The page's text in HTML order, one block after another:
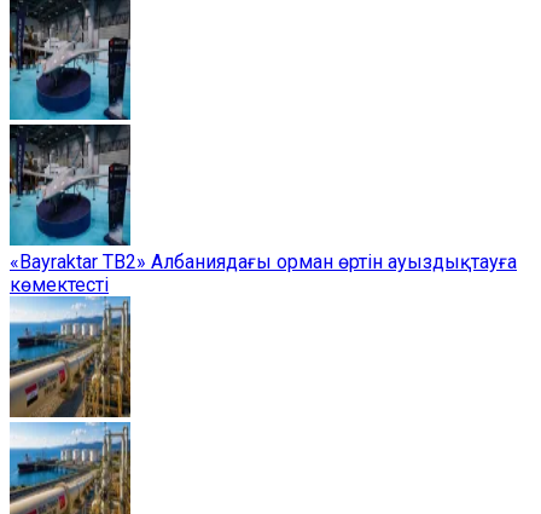
«Bayraktar TB2» Албаниядағы орман өртін ауыздықтауға
көмектесті